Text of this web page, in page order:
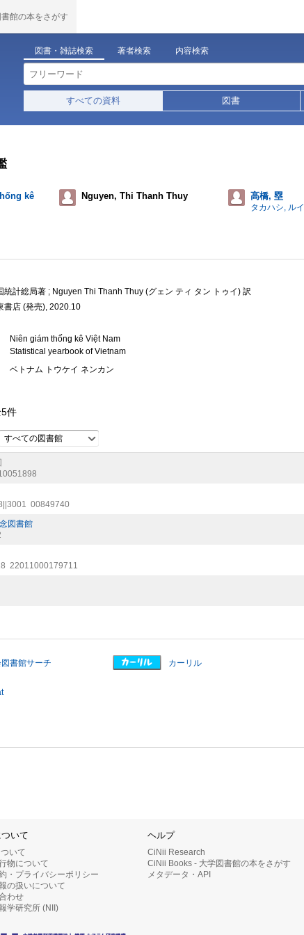
館の本をさがす
図書・雑誌検索 著者検索 内容検索
すべての資料 図書
kê Nguyen, Thi Thanh Thuy 高橋, 塁
タカハシ, ルイ
統計総局著 ; Nguyen Thi Thanh Thuy (グェン ティ タン トゥイ) 訳
書店 (発売), 2020.10
Niên giám thống kê Việt Nam
Statistical yearbook of Vietnam
ベトナム トウケイ ネンカン
5件
すべての図書館
00849740
図書館
22011000179711
書館サーチ カーリル
いて
いて
物について
・プライバシーポリシー
の扱いについて
わせ
学研究所 (NII)
ヘルプ
CiNii Research
CiNii Books - 大学図書館の本をさがす
メタデータ・API